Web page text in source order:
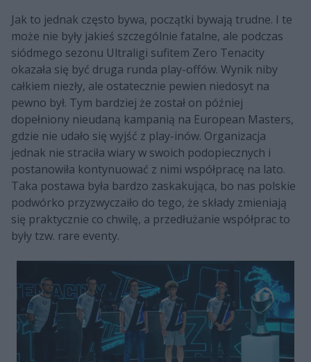
Jak to jednak często bywa, początki bywają trudne. I te
może nie były jakieś szczególnie fatalne, ale podczas
siódmego sezonu Ultraligi sufitem Zero Tenacity
okazała się być druga runda play-offów. Wynik niby
całkiem niezły, ale ostatecznie pewien niedosyt na
pewno był. Tym bardziej że został on później
dopełniony nieudaną kampanią na European Masters,
gdzie nie udało się wyjść z play-inów. Organizacja
jednak nie straciła wiary w swoich podopiecznych i
postanowiła kontynuować z nimi współpracę na lato.
Taka postawa była bardzo zaskakująca, bo nas polskie
podwórko przyzwyczaiło do tego, że składy zmieniają
się praktycznie co chwilę, a przedłużanie współprac to
były tzw. rare eventy.